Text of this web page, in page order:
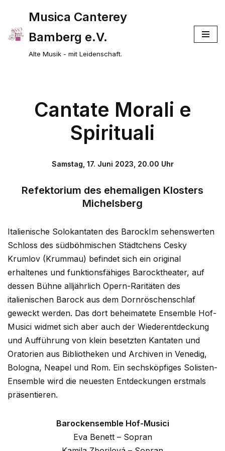
Zum
Inhalt
springen
Musica Canterey
Bamberg e.V.
Alte Musik - mit Leidenschaft.
Cantate Morali e
Spirituali
Samstag, 17. Juni 2023, 20.00 Uhr
Refektorium des ehemaligen Klosters
Michelsberg
Italienische Solokantaten des BarockIm sehenswerten
Schloss des südböhmischen Städtchens Cesky
Krumlov (Krummau) befindet sich ein original
erhaltenes und funktionsfähiges Barocktheater, auf
dessen Bühne alljährlich Opern-Raritäten des
italienischen Barock aus dem Dornröschenschlaf
geweckt werden. Das dort beheimatete Ensemble Hof-
Musici widmet sich aber auch der Wiederentdeckung
und Aufführung von klein besetzten Kantaten und
Oratorien aus Bibliotheken und Archiven in Venedig,
Bologna, Neapel und Rom. Ein sechsköpfiges Solisten-
Ensemble wird die neuesten Entdeckungen erstmals
präsentieren.
Barockensemble Hof-Musici
Eva Benett – Sopran